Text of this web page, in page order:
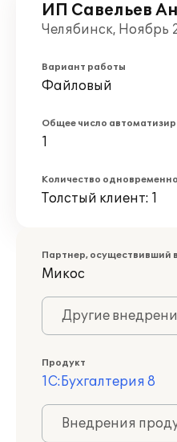
ИП Савельев
Челябинск, Ноябрь
Вариант работы
Файловый
Общее число
1
Количество
Толстый клиент: 1
Партнер, осуществивший
Микос
Другие
Продукт
1С:Бухгалтерия 8
Внедрения